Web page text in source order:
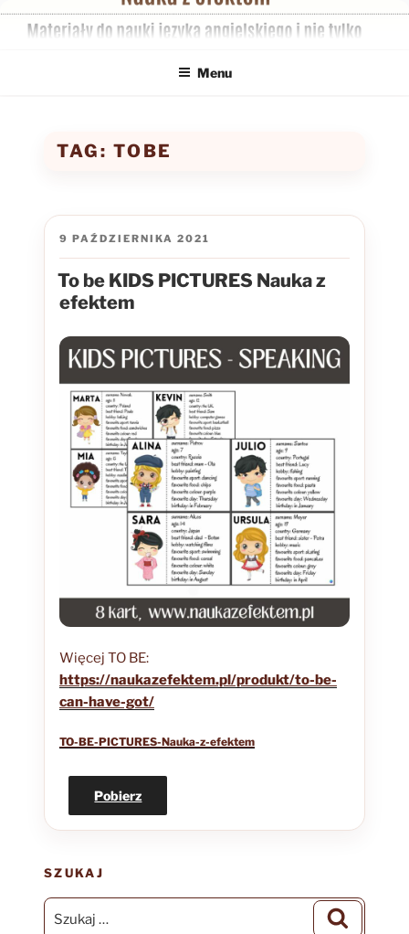
Przejdź
Menu
TAG:TOBE
OPUBLIKOWANE
9 PAŹDZIERNIKA 2021
To be KIDS PICTURES Nauka z
efektem
Więcej TO BE:
https://naukazefektem.pl/produkt/to-be-
can-have-got/
TO-BE-PICTURES-Nauka-z-efektem
Pobierz
SZUKAJ
Szukaj: